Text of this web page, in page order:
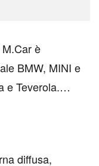
BMW, MINI e
e Teverola.
in Campania
garantito BMW
diffusa,